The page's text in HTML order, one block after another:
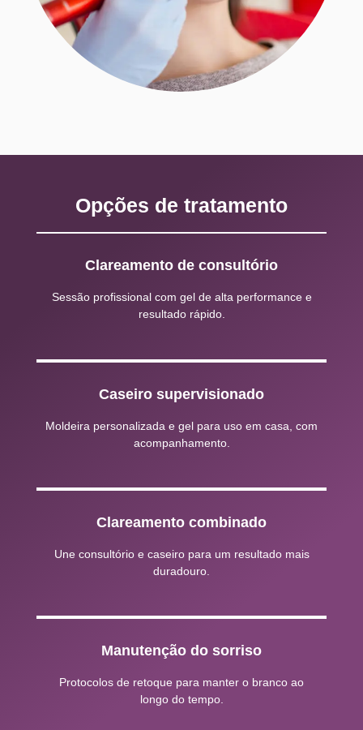
Opções de tratamento
Clareamento de consultório
Sessão profissional com gel de alta performance e
resultado rápido.
Caseiro supervisionado
Moldeira personalizada e gel para uso em casa, com
acompanhamento.
Clareamento combinado
Une consultório e caseiro para um resultado mais
duradouro.
Manutenção do sorriso
Protocolos de retoque para manter o branco ao
longo do tempo.